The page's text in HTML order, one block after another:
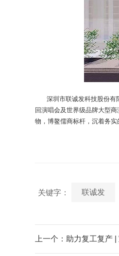
深圳市联诚发科技股份有限
回演唱会及世界级品牌大型
物，博鳌儒商标杆，沉着务
关键字： 联诚发